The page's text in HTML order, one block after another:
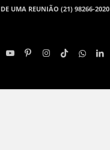
UMA REUNIÃO (21) 98266-2020